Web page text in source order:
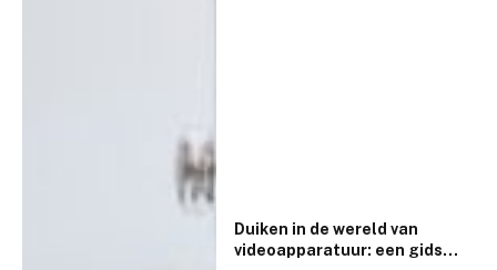
Duiken in de wereld van
videoapparatuur: een gids